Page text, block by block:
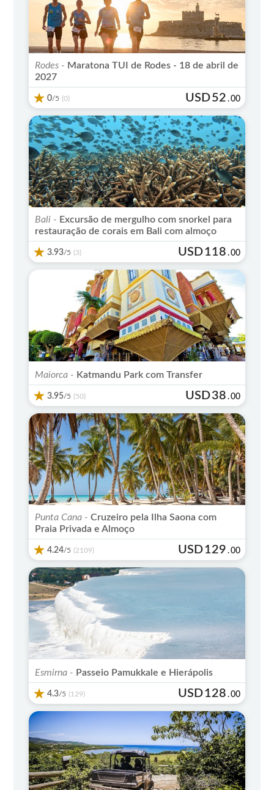
Rodes - Maratona TUI de Rodes - 18 de abril de
2027
0/5 (0) USD52 .00
Bali - Excursão de mergulho com snorkel para
restauração de corais em Bali com almoço
3.93/5 (3) USD118 .00
Maiorca - Katmandu Park com Transfer
3.95/5 (50) USD38 .00
Punta Cana - Cruzeiro pela Ilha Saona com
Praia Privada e Almoço
4.24/5 (2109) USD129 .00
Esmirna - Passeio Pamukkale e Hierápolis
4.3/5 (129) USD128 .00